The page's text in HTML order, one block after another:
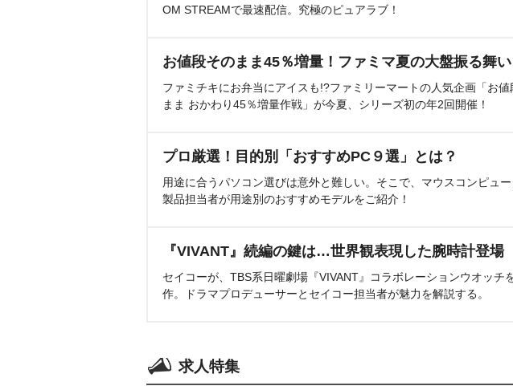
OM STREAMで最速配信。究極のピュアラブ！
お値段そのまま45％増量！ファミマ夏の大盤振る舞い
ファミチキにお弁当にアイスも!?ファミリーマートの人気企画「お値
まま おかわり45％増量作戦」が今夏、シリーズ初の年2回開催！
プロ厳選！目的別「おすすめPC９選」とは？
用途に合うパソコン選びは意外と難しい。そこで、マウスコンピュ
製品担当者が用途別のおすすめモデルをご紹介！
『VIVANT』続編の鍵は…世界観表現した腕時計登場
セイコーが、TBS系日曜劇場『VIVANT』コラボレーションウオッチ
作。ドラマプロデューサーとセイコー担当者が魅力を解説する。
求人特集